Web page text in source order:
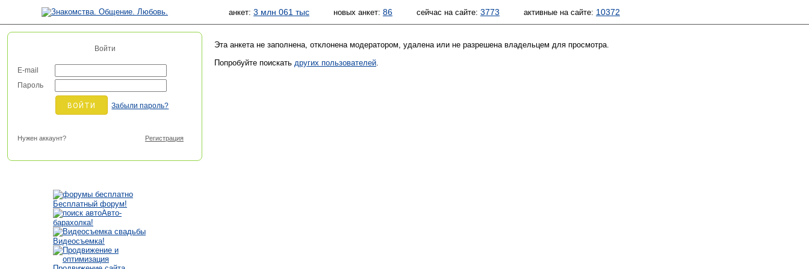
анкет: 3 млн 061 тыс новых анкет: 86 сейчас на сайте: 3773 активные на сайте: 10372
Войти
E-mail
Пароль
Забыли пароль?
Нужен аккаунт? Регистрация
Бесплатный форум!
Авто-
барахолка!
Видеосъемка!
Эта анкета не заполнена, отклонена модератором, удалена или не разрешена владельцем для просмотра.
Попробуйте поискать других пользователей.